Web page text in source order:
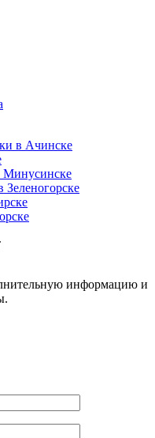
в Ачинске
Минусинске
Зеленогорске
информацию и